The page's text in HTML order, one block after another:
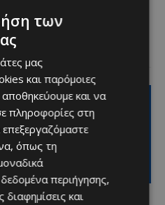
προσκαλώντας μικρούς και
μοναδικές...
ΜΈΝΟΥΜΕ ΕΝΗΜΕΡΩΜΈΝΟΙ
των
μας
και παρόμοιες
και να
πληροφορίες στη
όπως τη
περιήγησης,
διαφημίσεις και